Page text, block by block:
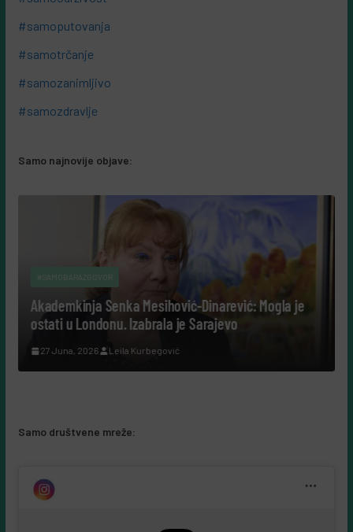
#samoputovanja
#samotrčanje
#samozanimljivo
#samozdravlje
Samo najnovije objave:
Dinarević: Mogla je
Sarajevo
“Šuplje priče uz Leerdammer”:
Samo društvene mreže: